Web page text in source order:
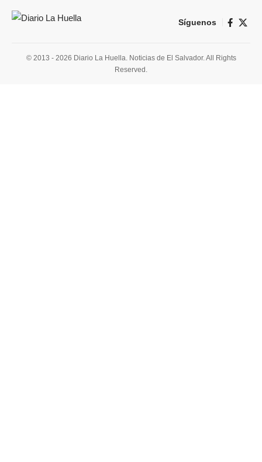
Síguenos
© 2013 - 2026 Diario La Huella. Noticias de El Salvador. All Rights
Reserved.